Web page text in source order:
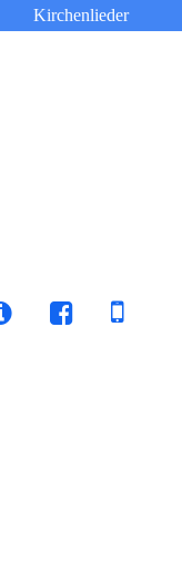
Kirchenlieder